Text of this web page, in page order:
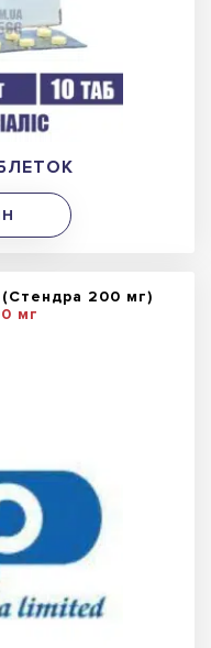
(Стендра 200 мг)
мг